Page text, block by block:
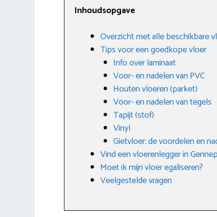
Inhoudsopgave
Overzicht met alle beschikbare
Tips voor een goedkope vloer
Info over laminaat
Voor- en nadelen van PVC
Houten vloeren (parket)
Voor- en nadelen van tegels
Tapijt (stof)
Vinyl
Gietvloer: de voordelen en
Vind een vloerenlegger in Gennep
Moet ik mijn vloer egaliseren?
Veelgestelde vragen